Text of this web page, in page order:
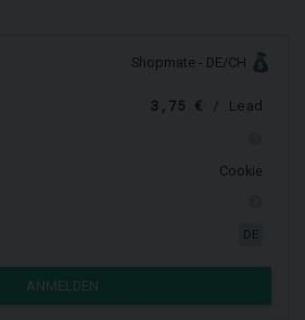
Shopmate - DE/CH
3,75 € / Lead
Cookie
ANMELDEN